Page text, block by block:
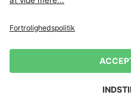
Gør brug af fortrydelsesret
Cookie-